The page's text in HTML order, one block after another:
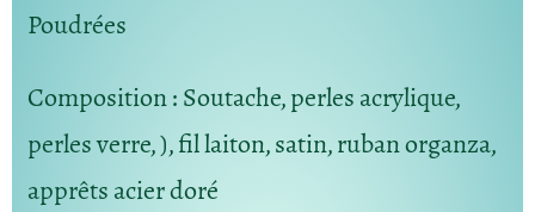
Poudrées
Composition: Soutache, perles acrylique,
perles verre, ), fil laiton, satin, ruban organza,
apprêts acier doré